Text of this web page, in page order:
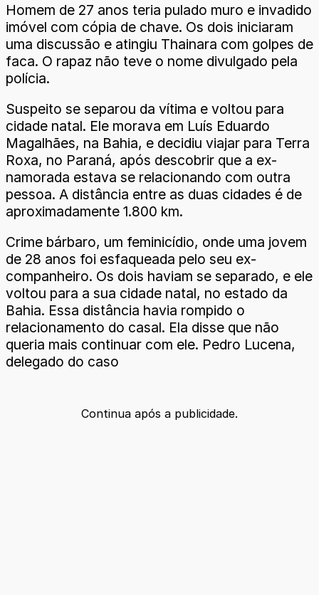
Homem de 27 anos teria pulado muro e invadido
imóvel com cópia de chave. Os dois iniciaram
uma discussão e atingiu Thainara com golpes de
faca. O rapaz não teve o nome divulgado pela
polícia.
Suspeito se separou da vítima e voltou para
cidade natal. Ele morava em Luís Eduardo
Magalhães, na Bahia, e decidiu viajar para Terra
Roxa, no Paraná, após descobrir que a ex-
namorada estava se relacionando com outra
pessoa. A distância entre as duas cidades é de
aproximadamente 1.800 km.
Crime bárbaro, um feminicídio, onde uma jovem
de 28 anos foi esfaqueada pelo seu ex-
companheiro. Os dois haviam se separado, e ele
voltou para a sua cidade natal, no estado da
Bahia. Essa distância havia rompido o
relacionamento do casal. Ela disse que não
queria mais continuar com ele. Pedro Lucena,
delegado do caso
Continua após a publicidade.